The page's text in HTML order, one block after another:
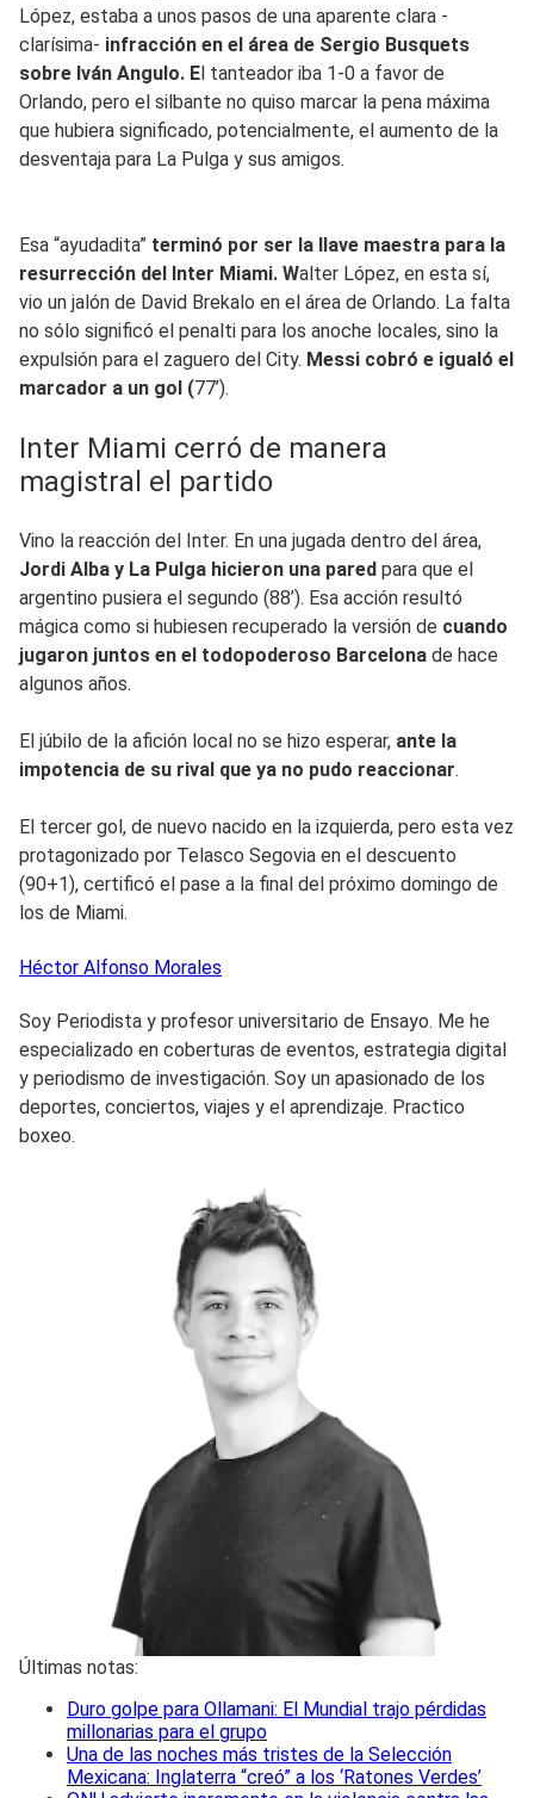
López, estaba a unos pasos de una aparente clara -
clarísima- infracción en el área de Sergio Busquets
sobre Iván Angulo. El tanteador iba 1-0 a favor de
Orlando, pero el silbante no quiso marcar la pena máxima
que hubiera significado, potencialmente, el aumento de la
desventaja para La Pulga y sus amigos.
Esa “ayudadita” terminó por ser la llave maestra para la
resurrección del Inter Miami. Walter López, en esta sí,
vio un jalón de David Brekalo en el área de Orlando. La falta
no sólo significó el penalti para los anoche locales, sino la
expulsión para el zaguero del City. Messi cobró e igualó el
marcador a un gol (77’).
Inter Miami cerró de manera
magistral el partido
Vino la reacción del Inter. En una jugada dentro del área,
Jordi Alba y La Pulga hicieron una pared para que el
argentino pusiera el segundo (88’). Esa acción resultó
mágica como si hubiesen recuperado la versión de cuando
jugaron juntos en el todopoderoso Barcelona de hace
algunos años.
El júbilo de la afición local no se hizo esperar, ante la
impotencia de su rival que ya no pudo reaccionar.
El tercer gol, de nuevo nacido en la izquierda, pero esta vez
protagonizado por Telasco Segovia en el descuento
(90+1), certificó el pase a la final del próximo domingo de
los de Miami.
Héctor Alfonso Morales
Soy Periodista y profesor universitario de Ensayo. Me he
especializado en coberturas de eventos, estrategia digital
y periodismo de investigación. Soy un apasionado de los
deportes, conciertos, viajes y el aprendizaje. Practico
boxeo.
Últimas notas:
Duro golpe para Ollamani: El Mundial trajo pérdidas
millonarias para el grupo
Una de las noches más tristes de la Selección
Mexicana: Inglaterra “creó” a los ‘Ratones Verdes’